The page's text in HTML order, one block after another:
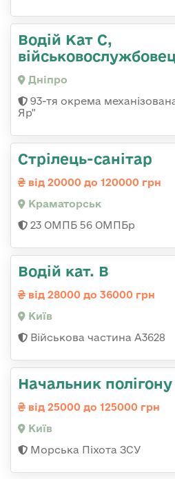
Водій Кат С,
Дніпро
93-тя окрема
Яр"
Стрілець-санітар
від 20000 до 120000 грн
Краматорськ
23 ОМПБ 56 ОМПБр
Водій кат. В
від 28000 до 36000 грн
Київ
Військова частина А3628
Начальник полігону
від 25000 до 125000 грн
Київ
Морська Піхота ЗСУ